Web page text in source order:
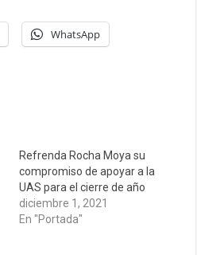
WhatsApp
Refrenda Rocha Moya su
compromiso de apoyar a la
UAS para el cierre de año
diciembre 1, 2021
En "Portada"